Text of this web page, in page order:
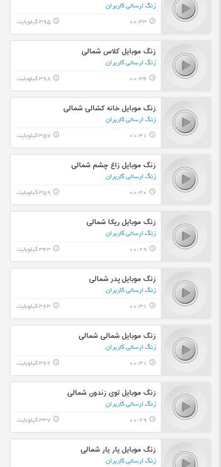
زنگ ارسالی کاربران
query_builder
00:33 395 کیلوبایت info_outline
زنگ موبایل کلاس شمالی
زنگ ارسالی کاربران
query_builder
00:34 398 کیلوبایت info_outline
زنگ موبایل خانه کشالی شمالی
زنگ ارسالی کاربران
query_builder
00:31 357 کیلوبایت info_outline
زنگ موبایل زاغ چشم شمالی
زنگ ارسالی کاربران
query_builder
00:30 359 کیلوبایت info_outline
زنگ موبایل ریکا شمالی
زنگ ارسالی کاربران
query_builder
00:29 343 کیلوبایت info_outline
زنگ موبایل پدر شمالی
زنگ ارسالی کاربران
query_builder
00:31 363 کیلوبایت info_outline
زنگ موبایل شمالی شمالی
زنگ ارسالی کاربران
query_builder
00:31 362 کیلوبایت info_outline
زنگ موبایل توی زندون شمالی
زنگ ارسالی کاربران
query_builder
00:29 337 کیلوبایت info_outline
زنگ موبایل یار یار شمالی
زنگ ارسالی کاربران